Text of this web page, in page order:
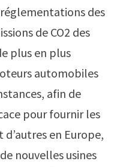
des
de CO2 des
plus en plus
automobiles
afin de
pour fournir les
en Europe,
nouvelles usines